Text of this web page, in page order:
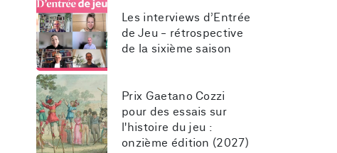
Les interviews d’Entrée
de Jeu - rétrospective
de la sixième saison
Prix Gaetano Cozzi
pour des essais sur
l'histoire du jeu :
onzième édition (2027)